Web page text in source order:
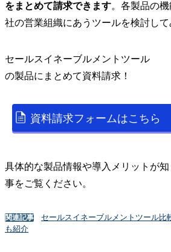
をまとめて請求できます。各製品の
社の営業組織にあうツールを検討して
セールスイネーブルメントツール
の製品にまとめて資料請求！
資料請求フォームはこちら
具体的な製品情報や導入メリットが
事をご覧ください。
関連記事
セールスイネーブルメントツール比
も紹介